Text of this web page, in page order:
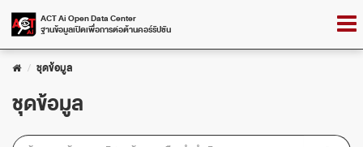
Skip
ACT Ai Open Data Center
ฐานข้อมูลเปิดเพื่อการต่อต้านคอร์รัปชัน
ชุดข้อมูล
ชุดข้อมูล